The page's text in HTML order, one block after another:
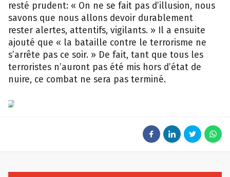
resté prudent: « On ne se fait pas d’illusion, nous
savons que nous allons devoir durablement
rester alertes, attentifs, vigilants. » Il a ensuite
ajouté que « la bataille contre le terrorisme ne
s’arrête pas ce soir. » De fait, tant que tous les
terroristes n’auront pas été mis hors d’état de
nuire, ce combat ne sera pas terminé.
EPA